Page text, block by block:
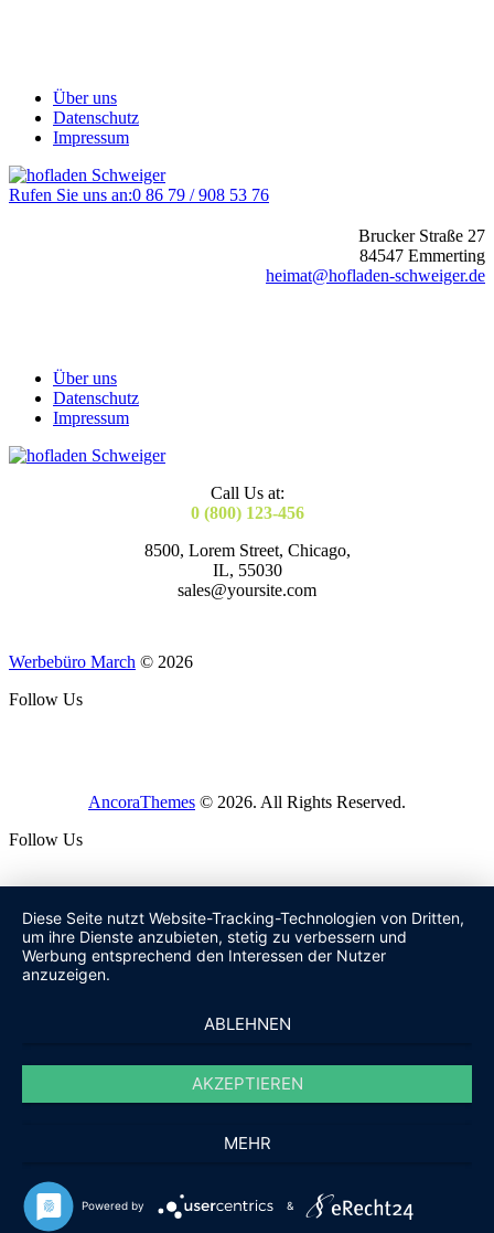
Über uns
Datenschutz
Impressum
Rufen Sie uns an:0 86 79 / 908 53 76
Brucker Straße 27
84547 Emmerting
heimat@hofladen-schweiger.de
Über uns
Datenschutz
Impressum
Call Us at:
0 (800) 123-456
8500, Lorem Street, Chicago,
IL, 55030
sales@yoursite.com
Werbebüro March © 2026
Follow Us
AncoraThemes © 2026. All Rights Reserved.
Follow Us
Diese Seite nutzt Website-Tracking-Technologien von Dritten,
um ihre Dienste anzubieten, stetig zu verbessern und
Werbung entsprechend den Interessen der Nutzer
anzuzeigen.
ABLEHNEN
AKZEPTIEREN
MEHR
Powered by &